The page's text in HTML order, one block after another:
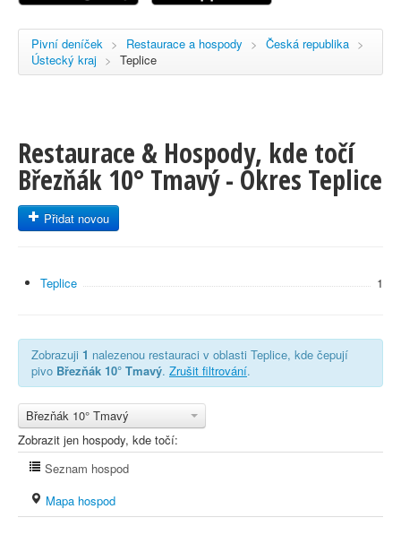
Pivní deníček > Restaurace a hospody > Česká republika >
Ústecký kraj > Teplice
Restaurace & Hospody, kde točí
Březňák 10° Tmavý - Okres Teplice
Přidat novou
Teplice 1
Zobrazuji 1 nalezenou restauraci v oblasti Teplice, kde čepují
pivo Březňák 10° Tmavý. Zrušit filtrování.
Březňák 10° Tmavý
Zobrazit jen hospody, kde točí:
Seznam hospod
Mapa hospod